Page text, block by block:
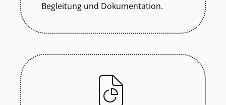
Begleitung und Dokumentation.